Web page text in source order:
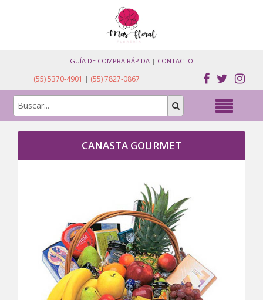
GUÍA DE COMPRA RÁPIDA | CONTACTO
(55) 5370-4901 | (55) 7827-0867
CANASTA GOURMET